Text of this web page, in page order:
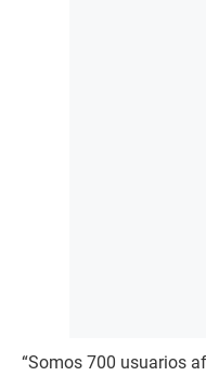
“Somos 700 usuarios